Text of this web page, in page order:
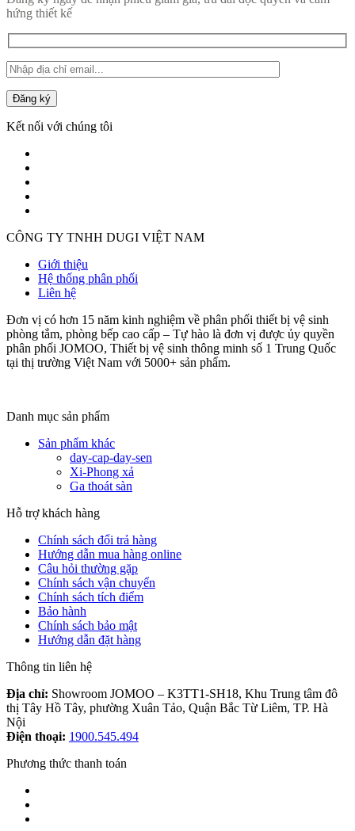
hứng thiết kế
Đăng ký
Kết nối với chúng tôi
CÔNG TY TNHH DUGI VIỆT NAM
Giới thiệu
Hệ thống phân phối
Liên hệ
Đơn vị có hơn 15 năm kinh nghiệm về phân phối thiết bị vệ sinh
phòng tắm, phòng bếp cao cấp – Tự hào là đơn vị được ủy quyền
phân phối JOMOO, Thiết bị vệ sinh thông minh số 1 Trung Quốc
tại thị trường Việt Nam với 5000+ sản phẩm.
Danh mục sản phẩm
Sản phẩm khác
day-cap-day-sen
Xi-Phong xả
Ga thoát sàn
Hỗ trợ khách hàng
Chính sách đổi trả hàng
Hướng dẫn mua hàng online
Câu hỏi thường gặp
Chính sách vận chuyển
Chính sách tích điểm
Bảo hành
Chính sách bảo mật
Hướng dẫn đặt hàng
Thông tin liên hệ
Địa chỉ: Showroom JOMOO – K3TT1-SH18, Khu Trung tâm đô
thị Tây Hồ Tây, phường Xuân Tảo, Quận Bắc Từ Liêm, TP. Hà
Nội
Điện thoại: 1900.545.494
Phương thức thanh toán